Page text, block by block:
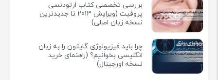
بررسی تخصصی کتاب ارتودنسی
پروفیت (ویرایش 2013 تا جدیدترین
نسخه زبان اصلی)
چرا باید فیزیولوژی گایتون را به زبان
انگلیسی بخوانیم؟ (راهنمای خرید
نسخه اورجینال)